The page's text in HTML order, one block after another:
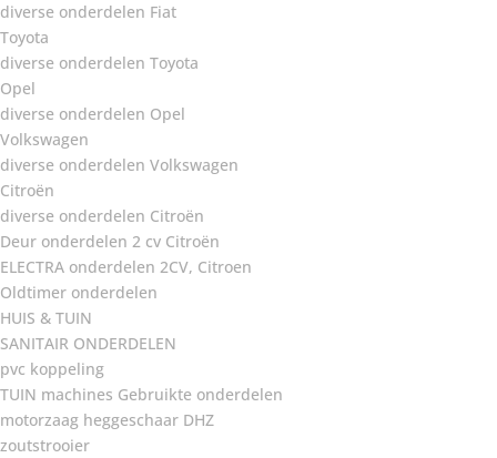
diverse onderdelen Fiat
Toyota
diverse onderdelen Toyota
Opel
diverse onderdelen Opel
Volkswagen
diverse onderdelen Volkswagen
Citroën
diverse onderdelen Citroën
Deur onderdelen 2 cv Citroën
ELECTRA onderdelen 2CV, Citroen
Oldtimer onderdelen
HUIS & TUIN
SANITAIR ONDERDELEN
pvc koppeling
TUIN machines Gebruikte onderdelen
motorzaag heggeschaar DHZ
zoutstrooier